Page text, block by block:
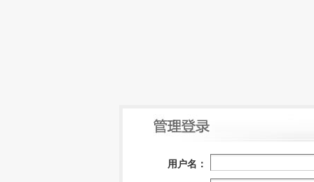
用户名：